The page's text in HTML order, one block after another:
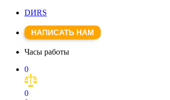
DИRS
НАПИСАТЬ НАМ
Часы работы
0
0